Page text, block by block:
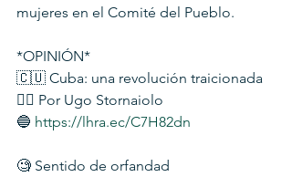
mujeres en el Comité del Pueblo.
*OPINIÓN*
🇨🇺 Cuba: una revolución traicionada
✍🏻 Por Ugo Stornaiolo
🔵 https://lhra.ec/C7H82dn
🧐 Sentido de orfandad